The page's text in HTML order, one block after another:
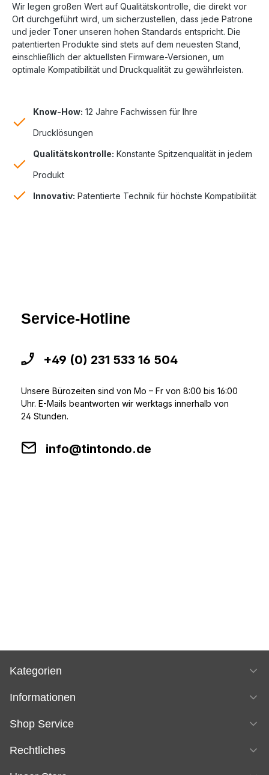
Wir legen großen Wert auf Qualitätskontrolle, die direkt vor
Ort durchgeführt wird, um sicherzustellen, dass jede Patrone
und jeder Toner unseren hohen Standards entspricht. Die
patentierten Produkte sind stets auf dem neuesten Stand,
einschließlich der aktuellsten Firmware-Versionen, um
optimale Kompatibilität und Druckqualität zu gewährleisten.
Know-How: 12 Jahre Fachwissen für Ihre
Drucklösungen
Qualitätskontrolle: Konstante Spitzenqualität in jedem
Produkt
Innovativ: Patentierte Technik für höchste Kompatibilität
Service-Hotline
+49 (0) 231 533 16 504
Unsere Bürozeiten sind von Mo – Fr von 8:00 bis 16:00
Uhr. E-Mails beantworten wir werktags innerhalb von
24 Stunden.
info@tintondo.de
Kategorien
Informationen
Shop Service
Rechtliches